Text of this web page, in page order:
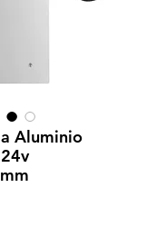
Aluminio